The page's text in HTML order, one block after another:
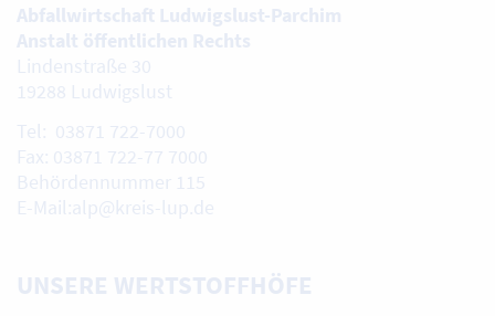
Abfallwirtschaft Ludwigslust-Parchim
Anstalt öffentlichen Rechts
Lindenstraße 30
19288 Ludwigslust
Tel: 03871 722-7000
Fax: 03871 722-77 7000
Behördennummer 115
E-Mail:alp@kreis-lup.de
UNSERE WERTSTOFFHÖFE